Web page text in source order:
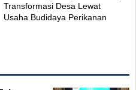
Transformasi Desa Lewat
Usaha Budidaya Perikanan